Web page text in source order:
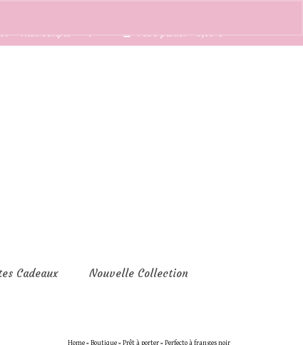
Mon compte Votre panier 0,00 €
Cadeaux
Nouvelle Collection
Home » Boutique » Prêt à porter » Perfecto à franges noir